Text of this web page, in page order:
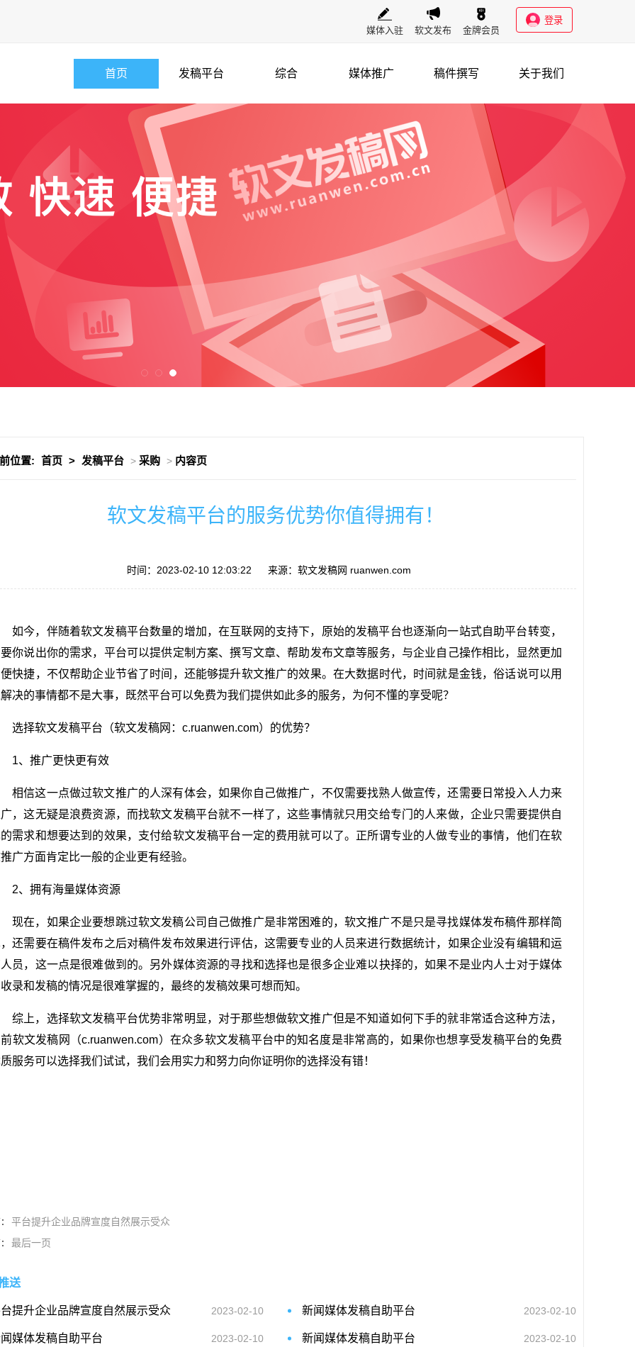
媒体入驻 软文发布 金牌会员
登录
首页 发稿平台 综合 媒体推广 稿件撰写 关于我们
位置: 首页 > 发稿平台 > 采购 > 内容页
软文发稿平台的服务优势你值得拥有！
时间：2023-02-10 12:03:22 来源：软文发稿网 ruanwen.com
如今，伴随着软文发稿平台数量的增加，在互联网的支持下，原始的发稿平台也逐渐向一站式自助平台转变，
你说出你的需求，平台可以提供定制方案、撰写文章、帮助发布文章等服务，与企业自己操作相比，显然更加
快捷，不仅帮助企业节省了时间，还能够提升软文推广的效果。在大数据时代，时间就是金钱，俗话说可以用
决的事情都不是大事，既然平台可以免费为我们提供如此多的服务，为何不懂的享受呢？
选择软文发稿平台（软文发稿网：c.ruanwen.com）的优势？
1、推广更快更有效
相信这一点做过软文推广的人深有体会，如果你自己做推广，不仅需要找熟人做宣传，还需要日常投入人力来
，这无疑是浪费资源，而找软文发稿平台就不一样了，这些事情就只用交给专门的人来做，企业只需要提供自
需求和想要达到的效果，支付给软文发稿平台一定的费用就可以了。正所谓专业的人做专业的事情，他们在软
广方面肯定比一般的企业更有经验。
2、拥有海量媒体资源
现在，如果企业要想跳过软文发稿公司自己做推广是非常困难的，软文推广不是只是寻找媒体发布稿件那样简
还需要在稿件发布之后对稿件发布效果进行评估，这需要专业的人员来进行数据统计，如果企业没有编辑和运
员，这一点是很难做到的。另外媒体资源的寻找和选择也是很多企业难以抉择的，如果不是业内人士对于媒体
录和发稿的情况是很难掌握的，最终的发稿效果可想而知。
综上，选择软文发稿平台优势非常明显，对于那些想做软文推广但是不知道如何下手的就非常适合这种方法，
软文发稿网（c.ruanwen.com）在众多软文发稿平台中的知名度是非常高的，如果你也想享受发稿平台的免费
服务可以选择我们试试，我们会用实力和努力向你证明你的选择没有错！
平台提升企业品牌宣度自然展示受众
最后一页
送
提升企业品牌宣度自然展示受众 2023-02-10 新闻媒体发稿自助平台 2023-02-10
媒体发稿自助平台 2023-02-10 新闻媒体发稿自助平台 2023-02-10